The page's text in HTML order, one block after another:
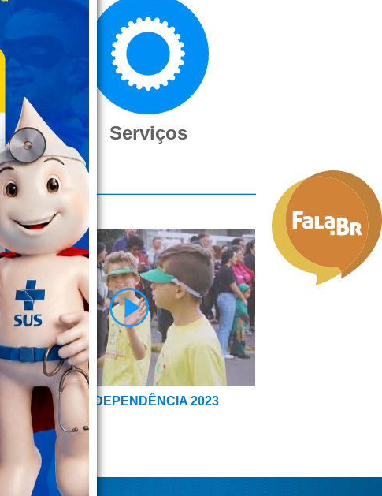
Serviços
DESFILE DA INDEPENDÊNCIA 2023